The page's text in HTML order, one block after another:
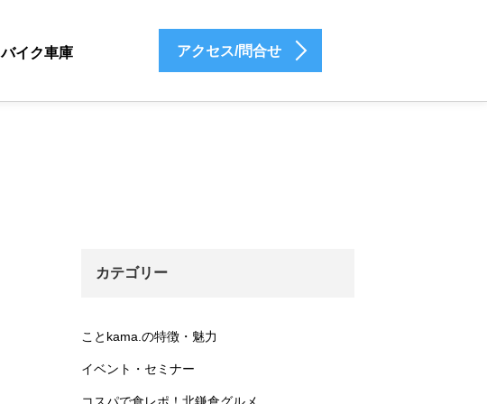
バイク車庫 アクセス/問合せ
カテゴリー
ことkama.の特徴・魅力
イベント・セミナー